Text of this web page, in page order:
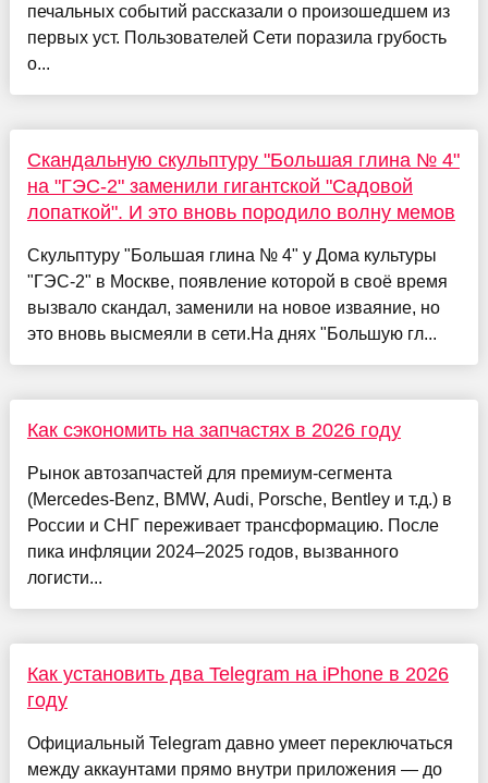
печальных событий рассказали о произошедшем из
первых уст. Пользователей Сети поразила грубость
о...
Скандальную скульптуру "Большая глина № 4"
на "ГЭС-2" заменили гигантской "Садовой
лопаткой". И это вновь породило волну мемов
Скульптуру "Большая глина № 4" у Дома культуры
"ГЭС-2" в Москве, появление которой в своё время
вызвало скандал, заменили на новое изваяние, но
это вновь высмеяли в сети.На днях "Большую гл...
Как сэкономить на запчастях в 2026 году
Рынок автозапчастей для премиум-сегмента
(Mercedes-Benz, BMW, Audi, Porsche, Bentley и т.д.) в
России и СНГ переживает трансформацию. После
пика инфляции 2024–2025 годов, вызванного
логисти...
Как установить два Telegram на iPhone в 2026
году
Официальный Telegram давно умеет переключаться
между аккаунтами прямо внутри приложения — до